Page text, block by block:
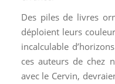
Des piles de livres
déploient leurs
incalculable
ces auteurs de chez
avec le Cervin,